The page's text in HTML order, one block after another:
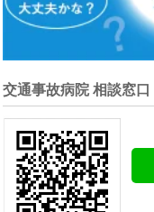
交通事故病院 相談窓口